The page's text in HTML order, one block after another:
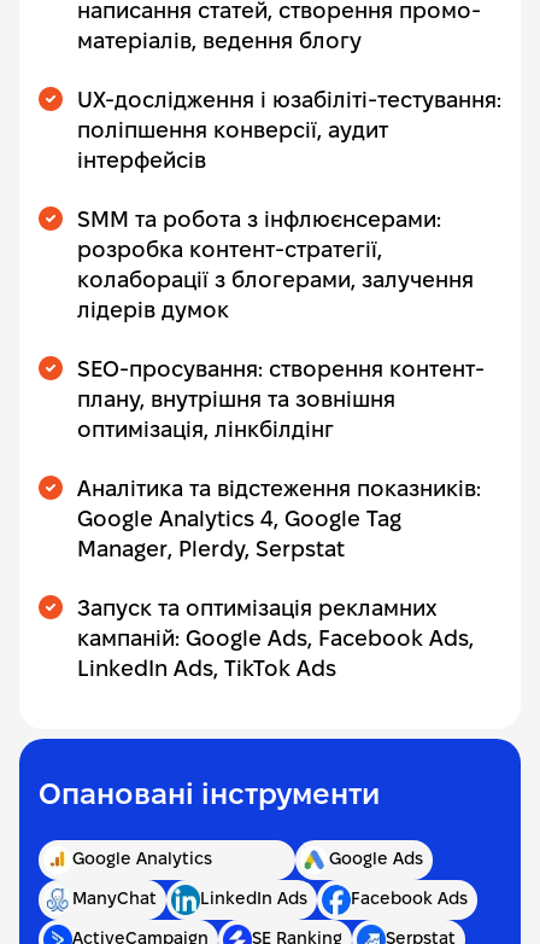
написання статей, створення промо-
матеріалів, ведення блогу
UX-дослідження і юзабіліті-тестування:
поліпшення конверсії, аудит
інтерфейсів
SMM та робота з інфлюєнсерами:
розробка контент-стратегії,
колаборації з блогерами, залучення
лідерів думок
SEO-просування: створення контент-
плану, внутрішня та зовнішня
оптимізація, лінкбілдінг
Аналітика та відстеження показників:
Google Analytics 4, Google Tag
Manager, Plerdy, Serpstat
Запуск та оптимізація рекламних
кампаній: Google Ads, Facebook Ads,
LinkedIn Ads, TikTok Ads
Опановані інструменти
Google Analytics Google Ads
ManyChat LinkedIn Ads Facebook Ads
Serpstat
ActiveCampaign SE Ranking